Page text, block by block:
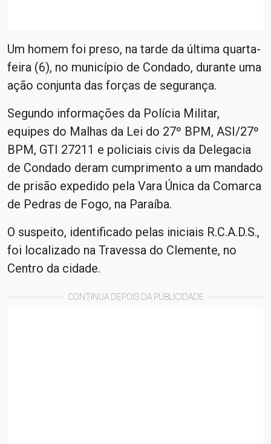
Um homem foi preso, na tarde da última quarta-
feira (6), no município de Condado, durante uma
ação conjunta das forças de segurança.
Segundo informações da Polícia Militar,
equipes do Malhas da Lei do 27º BPM, ASI/27º
BPM, GTI 27211 e policiais civis da Delegacia
de Condado deram cumprimento a um mandado
de prisão expedido pela Vara Única da Comarca
de Pedras de Fogo, na Paraíba.
O suspeito, identificado pelas iniciais R.C.A.D.S.,
foi localizado na Travessa do Clemente, no
Centro da cidade.
CONTINUA DEPOIS DA PUBLICIDADE